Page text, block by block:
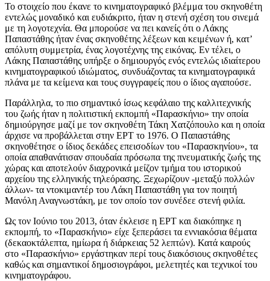
Το στοιχείο που έκανε το κινηματογραφικό βλέμμα του σκηνοθέτη
εντελώς μοναδικό και ευδιάκριτο, ήταν η στενή σχέση του σινεμά
με τη λογοτεχνία. Θα μπορούσε να πει κανείς ότι ο Λάκης
Παπαστάθης ήταν ένας σκηνοθέτης λέξεων και κειμένων ή, κατ’
απόλυτη συμμετρία, ένας λογοτέχνης της εικόνας. Εν τέλει, ο
Λάκης Παπαστάθης υπήρξε ο δημιουργός ενός εντελώς ιδιαίτερου
κινηματογραφικού ιδιώματος, συνδυάζοντας τα κινηματογραφικά
πλάνα με τα κείμενα και τους συγγραφείς που ο ίδιος αγαπούσε.
Παράλληλα, τo πιο σημαντικό ίσως κεφάλαιο της καλλιτεχνικής
του ζωής ήταν η πολιτιστική εκπομπή «Παρασκήνιο» την οποία
δημιούργησε μαζί με τον σκηνοθέτη Τάκη Χατζόπουλο και η οποία
άρχισε να προβάλλεται στην ΕΡΤ το 1976. Ο Παπαστάθης
σκηνοθέτησε ο ίδιος δεκάδες επεισοδίων του «Παρασκηνίου», τα
οποία απαθανάτισαν σπουδαία πρόσωπα της πνευματικής ζωής της
χώρας και αποτελούν διαχρονικά μείζον τμήμα του ιστορικού
αρχείου της ελληνικής τηλεόρασης. Ξεχωρίζουν -μεταξύ πολλών
άλλων- τα ντοκιμαντέρ του Λάκη Παπαστάθη για τον ποιητή
Μανόλη Αναγνωστάκη, με τον οποίο τον συνέδεε στενή φιλία.
Ως τον Ιούνιο του 2013, όταν έκλεισε η ΕΡΤ και διακόπηκε η
εκπομπή, το «Παρασκήνιο» είχε ξεπεράσει τα εννιακόσια θέματα
(δεκαοκτάλεπτα, ημίωρα ή διάρκειας 52 λεπτών). Κατά καιρούς
στο «Παρασκήνιο» εργάστηκαν περί τους διακόσιους σκηνοθέτες
καθώς και σημαντικοί δημοσιογράφοι, μελετητές και τεχνικοί του
κινηματογράφου.